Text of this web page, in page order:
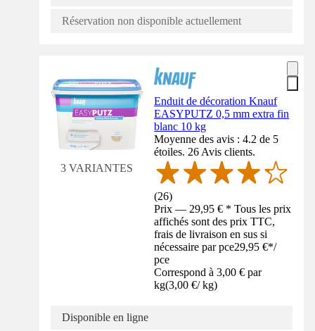
Réservation non disponible actuellement
3 VARIANTES
Enduit de décoration Knauf
EASYPUTZ 0,5 mm extra fin
blanc 10 kg
Moyenne des avis : 4.2 de 5
étoiles. 26 Avis clients.
(26)
Prix — 29,95 € * Tous les prix
affichés sont des prix TTC,
frais de livraison en sus si
nécessaire par pce29,95 €*/
pce
Correspond à 3,00 € par
kg(3,00 €/ kg)
Disponible en ligne